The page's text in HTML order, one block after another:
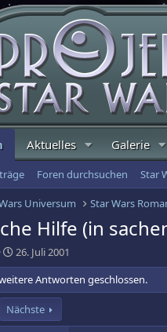
Aktuelles Galerie
Foren durchsuchen Star
Universum Star Wars
Hilfe (in
E
r
s
t
e
l
26. Juli 2001
Antworten geschlossen.
Nächste